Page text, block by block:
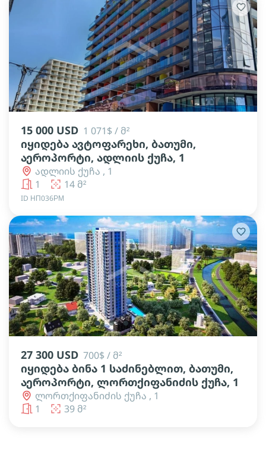
lens lens lens
15 000 USD 1 071$ / მ²
იყიდება ავტოფარეხი, ბათუმი,
აეროპორტი, ადლიის ქუჩა, 1
ადლიის ქუჩა , 1
1
14 მ²
ID НП036РМ
lens lens lens lens lens lens
27 300 USD 700$ / მ²
იყიდება ბინა 1 საძინებლით, ბათუმი,
აეროპორტი, ლორთქიფანიძის ქუჩა, 1
ლორთქიფანიძის ქუჩა , 1
1
39 მ²